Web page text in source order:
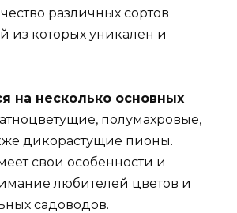
различных сортов
из которых уникален и
на несколько основных
полумахровые,
дикорастущие пионы.
свои особенности и
любителей цветов и
садоводов.